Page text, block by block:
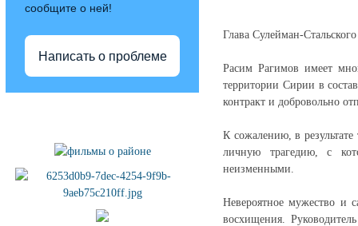
сообщите о ней!
Написать о проблеме
Глава Сулейман-
Расим Рагимов имеет
территории Сирии в
контракт и добровольно
К сожалению, в
личную трагедию, с
неизменными.
Невероятное мужество и
восхищения.